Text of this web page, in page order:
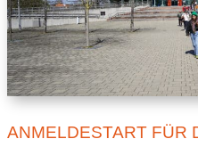
ANMELDESTART FÜR